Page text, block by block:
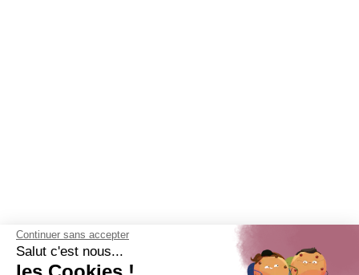
Continuer sans accepter
Salut c'est nous...